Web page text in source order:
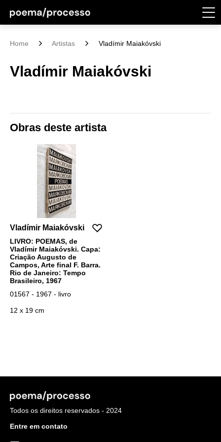
Home Artistas Vladímir Maiakóvski
Vladímir Maiakóvski
Obras deste artista
Vladímir Maiakóvski
LIVRO: POEMAS, de
Vladímir Maiakóvski. Capa:
Criação Augusto de
Campos, Arte final F. Barra.
Rio de Janeiro: Tempo
Brasileiro, 1967
01567 - 1967 - livro
12 x 19 cm
Todos os direitos reservados - 2024
Entre em contato